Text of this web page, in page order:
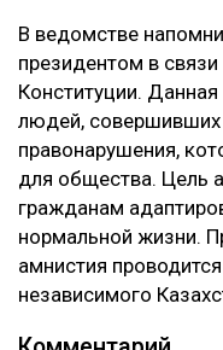
В ведомстве
президентом в
Конституции.
людей, совершивших
правонарушения,
для общества. Цель
гражданам
нормальной жизни.
амнистия
независимого